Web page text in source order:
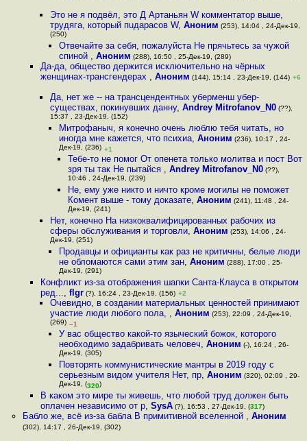
Это не я подвёл, это Д Артаньян W комментатор выше,
трудяга, который пuдaрacoв W, Аноним (253), 14:04 , 24-Дек-19,
(250)
Отвечайте за себя, пожалуйста Не прячьтесь за чужой
спиной , Аноним (288), 16:50 , 25-Дек-19, (289)
Да-да, общество держится исключительно на чёрных
женщинах-трансгендерах ,Аноним (144), 15:14 , 23-Дек-19, (144) +6
Да, нет же -- на трансцендентных уберменш убер-
существах, покинувших данну, Andrey Mitrofanov_N0(??),
15:37 , 23-Дек-19, (152)
Митрофаныч, я конечно очень люблю тебя читать, но
иногда мне кажется, что психиа, Аноним (236), 10:17 , 24-
Дек-19, (236) +1
Тебе-то не помог От опенета только молитва и пост Вот
зря ты так Не пытайся ,Andrey Mitrofanov_N0 (??),
10:46 , 24-Дек-19, (239)
Не, ему уже никто и ничто кроме могилы не поможет
Комент выше - тому доказате,Аноним (241), 11:48 , 24-
Дек-19, (241)
Нет, конечно На низкоквалифицированных рабочих из
сферы обслуживания и торговли, Аноним (253), 14:06 , 24-
Дек-19, (251)
Продавцы и официанты как раз не критичны, белые люди
не обломаются сами этим зан, Аноним (288), 17:00 , 25-
Дек-19, (291)
Конфликт из-за отображения шапки Санта-Клауса в открытом
ред...,flgr (?), 16:24 , 23-Дек-19, (156) +2
Очевидно, в создании материальных ценностей принимают
участие люди любого пола, , Аноним (253), 22:09 , 24-Дек-19,
(269) –1
У вас общество какой-то языческий божок, которого
необходимо задабривать человеч, Аноним (-), 16:24 , 26-
Дек-19, (305)
Повторять коммунистические мантры в 2019 году с
серьезным видом учителя Нет, пр, Аноним (320), 02:09 , 29-
Дек-19, (320)
В каком это мире ты живешь, что любой труд должен быть
оплачен независимо от р,SysA (?), 16:53 , 27-Дек-19, (317)
Бабло же, всё из-за бабла В примитивной вселенной , Аноним
(302), 14:17 , 26-Дек-19, (302)